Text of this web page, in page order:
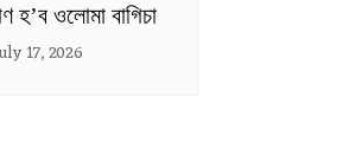
হ’ব ওলোমা বাগিচা
17, 2026